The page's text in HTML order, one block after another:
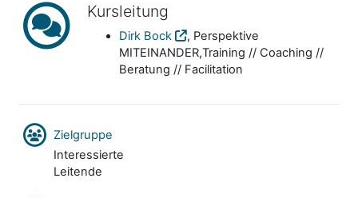
Kursleitung
Dirk Bock
, Perspektive
MITEINANDER,Training // Coaching //
Beratung // Facilitation
Zielgruppe
Interessierte
Leitende